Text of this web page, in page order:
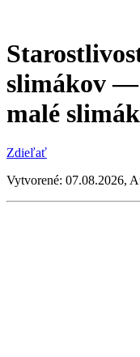
slimákov —
malé
Zdieľať
Vytvorené: 07.08.2026,